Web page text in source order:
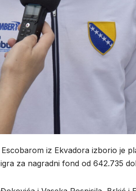
iz Ekvadora izborio je
za nagradni fond od 642.735